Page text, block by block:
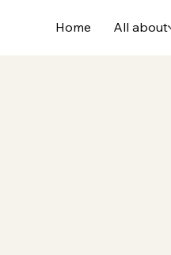
Home All about